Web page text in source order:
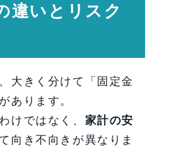
違いとリスク
大きく分けて「固定金
あります。
けではなく、 家計の安
向き不向きが異なりま